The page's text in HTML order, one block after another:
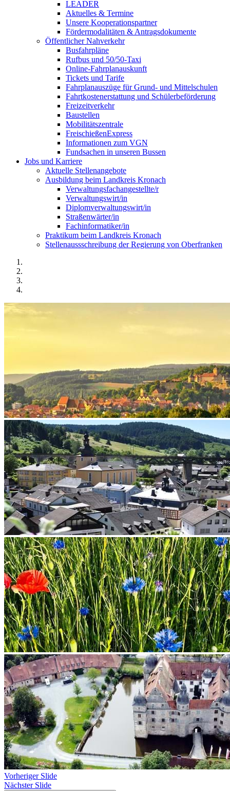
LEADER
Aktuelles & Termine
Unsere Kooperationspartner
Fördermodalitäten & Antragsdokumente
Öffentlicher Nahverkehr
Busfahrpläne
Rufbus und 50/50-Taxi
Online-Fahrplanauskunft
Tickets und Tarife
Fahrplanauszüge für Grund- und Mittelschulen
Fahrtkostenerstattung und Schülerbeförderung
Freizeitverkehr
Baustellen
Mobilitätszentrale
FreischießenExpress
Informationen zum VGN
Fundsachen in unseren Bussen
Jobs und Karriere
Aktuelle Stellenangebote
Ausbildung beim Landkreis Kronach
Verwaltungsfachangestellte/r
Verwaltungswirt/in
Diplomverwaltungswirt/in
Straßenwärter/in
Fachinformatiker/in
Praktikum beim Landkreis Kronach
Stellenaussschreibung der Regierung von Oberfranken
Vorheriger Slide
Nächster Slide